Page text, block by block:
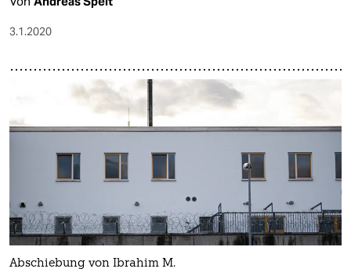
3.1.2020
Abschiebung von Ibrahim M.